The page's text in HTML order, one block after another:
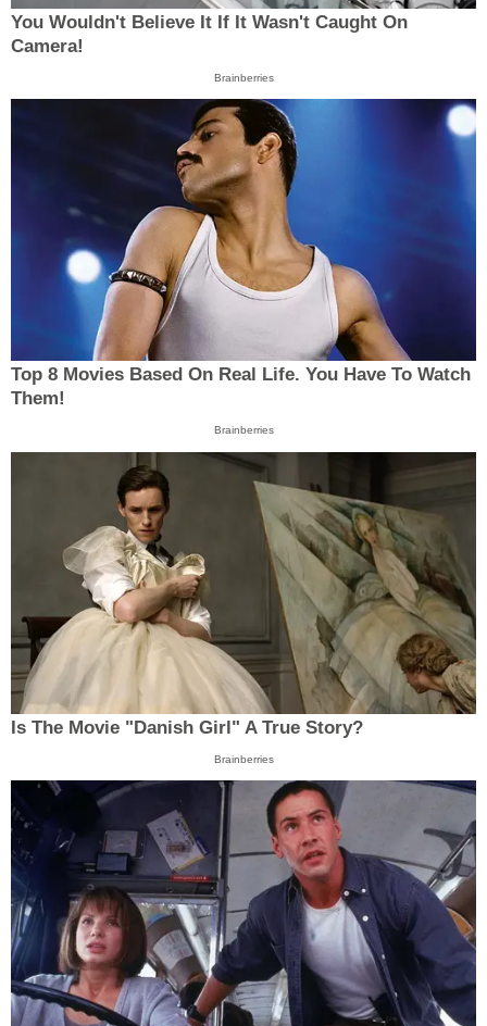
You Wouldn't Believe It If It Wasn't Caught On
Camera!
Brainberries
Top 8 Movies Based On Real Life. You Have To Watch
Them!
Brainberries
Is The Movie "Danish Girl" A True Story?
Brainberries